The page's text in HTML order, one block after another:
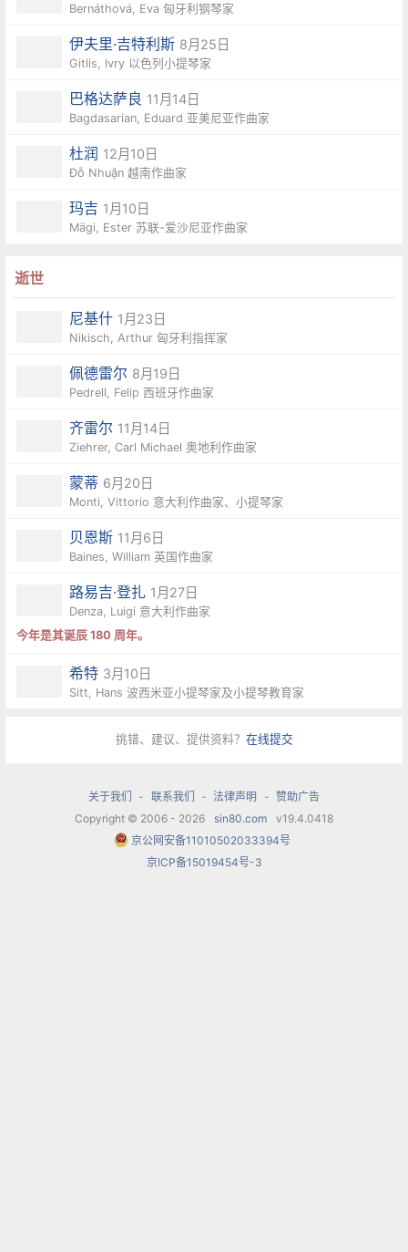
Bernáthová, Eva 匈牙利钢琴家
伊夫里·吉特利斯 8月25日
Gitlis, Ivry 以色列小提琴家
巴格达萨良 11月14日
Bagdasarian, Eduard 亚美尼亚作曲家
杜润 12月10日
Đỗ Nhuận 越南作曲家
玛吉 1月10日
Mägi, Ester 苏联-爱沙尼亚作曲家
逝世
尼基什 1月23日
Nikisch, Arthur 匈牙利指挥家
佩德雷尔 8月19日
Pedrell, Felip 西班牙作曲家
齐雷尔 11月14日
Ziehrer, Carl Michael 奥地利作曲家
蒙蒂 6月20日
Monti, Vittorio 意大利作曲家、小提琴家
贝恩斯 11月6日
Baines, William 英国作曲家
路易吉·登扎 1月27日
Denza, Luigi 意大利作曲家
今年是其诞辰 180 周年。
希特 3月10日
Sitt, Hans 波西米亚小提琴家及小提琴教育家
挑错、建议、提供资料？ 在线提交
关于我们 - 联系我们 - 法律声明 - 赞助广告
Copyright © 2006 - 2026
sin80.com
v19.4.0418
京公网安备11010502033394号
京ICP备15019454号-3